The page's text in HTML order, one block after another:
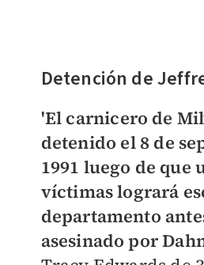
Detención de
'El carnicero de
detenido el 8 de
1991 luego de que
víctimas logrará
departamento
asesinado por